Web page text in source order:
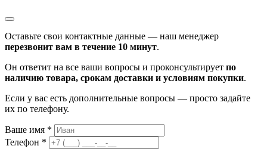
Оставьте свои контактные данные — наш менеджер
перезвонит вам в течение 10 минут.
Он ответит на все ваши вопросы и проконсультирует по
наличию товара, срокам доставки и условиям покупки.
Если у вас есть дополнительные вопросы — просто задайте
их по телефону.
Ваше имя *
Телефон *